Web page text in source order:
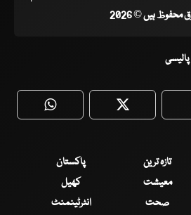
محفوظ ہیں © 2026
WhatsApp Twitter
تازہ ترین
پاکستان
معیشت
کھیل
صحت
انٹرٹینمنٹ